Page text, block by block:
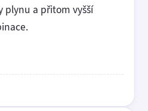
plynu a přitom vyšší